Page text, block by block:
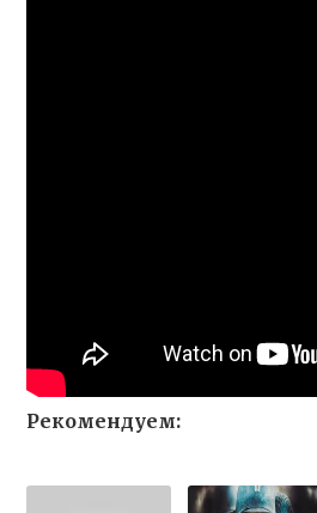
Рекомендуем: